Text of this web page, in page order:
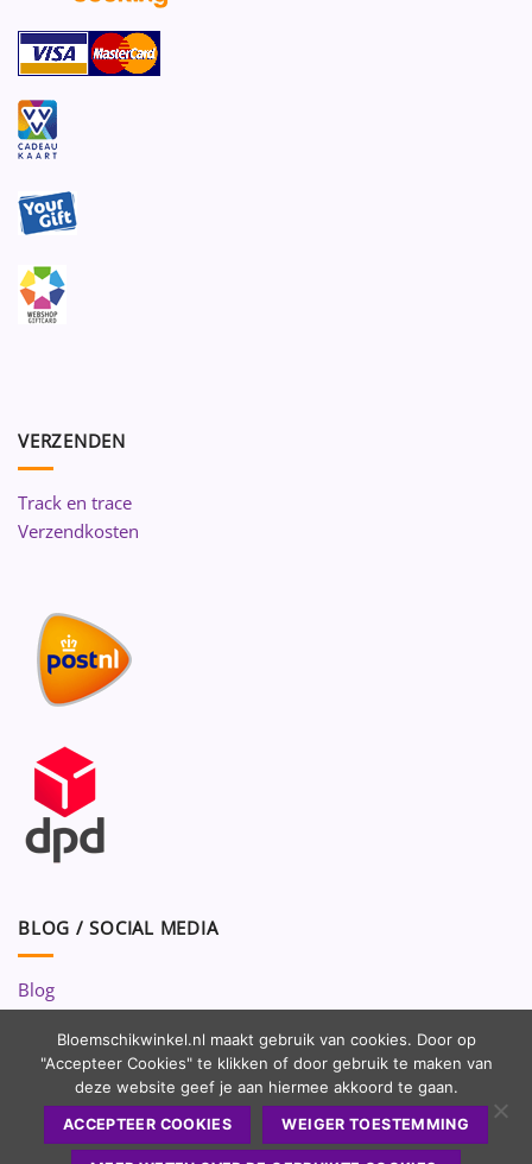
VERZENDEN
Track en trace
Verzendkosten
BLOG / SOCIAL MEDIA
Blog
Volg ons op:
Bloemschikwinkel.nl maakt gebruik van cookies. Door op
"Accepteer Cookies" te klikken of door gebruik te maken van
deze website geef je aan hiermee akkoord te gaan.
ACCEPTEER COOKIES WEIGER TOESTEMMING